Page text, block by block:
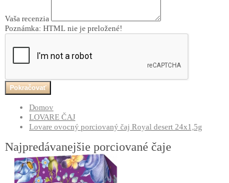
Vaša recenzia
Poznámka: HTML nie je preložené!
Pokračovať
Domov
LOVARE ČAJ
Lovare ovocný porciovaný čaj Royal desert 24x1,5g
Najpredávanejšie porciované čaje